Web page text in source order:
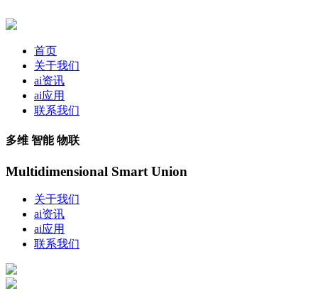
首页
关于我们
ai资讯
ai应用
联系我们
多维 智能 物联
Multidimensional Smart Union
关于我们
ai资讯
ai应用
联系我们